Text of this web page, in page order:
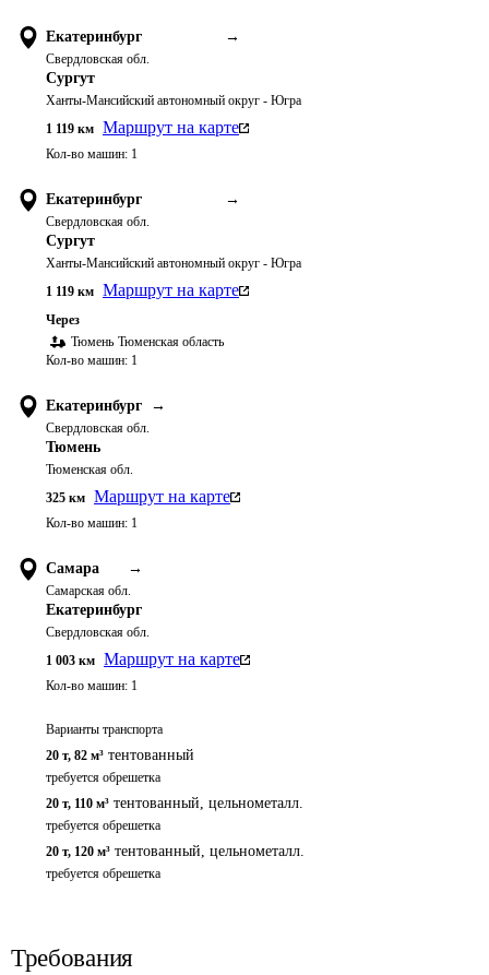
Екатеринбург →
Свердловская обл.
Сургут
Ханты-Мансийский автономный округ - Югра
1 119 км Маршрут на карте
Кол-во машин: 1
Екатеринбург →
Свердловская обл.
Сургут
Ханты-Мансийский автономный округ - Югра
1 119 км Маршрут на карте
Через
Тюмень Тюменская область
Кол-во машин: 1
Екатеринбург →
Свердловская обл.
Тюмень
Тюменская обл.
325 км Маршрут на карте
Кол-во машин: 1
Самара →
Самарская обл.
Екатеринбург
Свердловская обл.
1 003 км Маршрут на карте
Кол-во машин: 1
Варианты транспорта
20 т, 82 м³ тентованный
требуется обрешетка
20 т, 110 м³ тентованный, цельнометалл.
требуется обрешетка
20 т, 120 м³ тентованный, цельнометалл.
требуется обрешетка
Требования